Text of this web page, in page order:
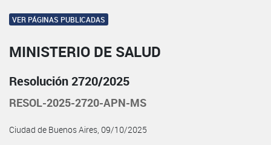
VER PÁGINAS PUBLICADAS
MINISTERIO DE SALUD
Resolución 2720/2025
RESOL-2025-2720-APN-MS
Ciudad de Buenos Aires, 09/10/2025